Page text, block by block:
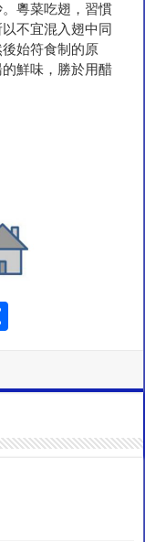
粵菜吃翅，習慣
不宜混入翅中同
始符食制的原
鮮味，勝於用醋
e